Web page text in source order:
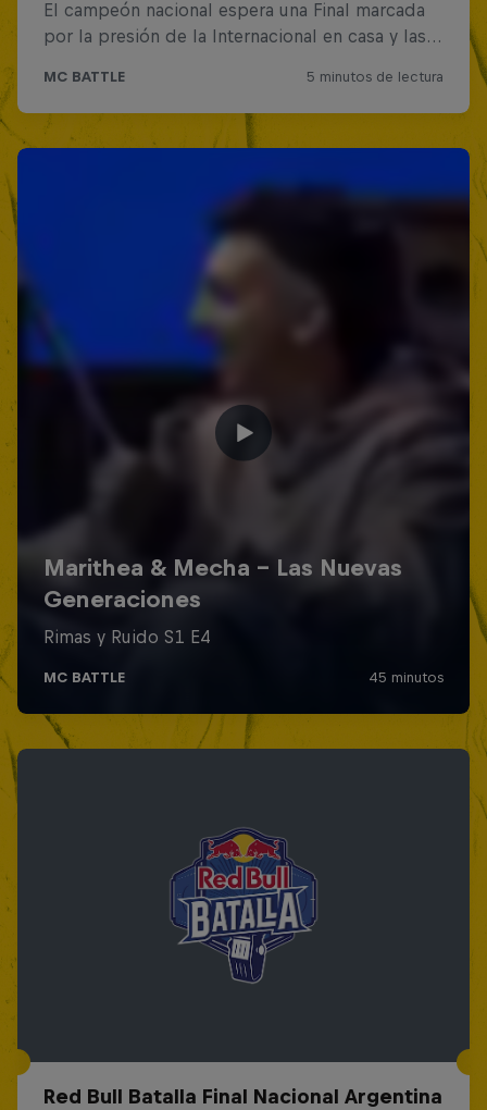
Red Bull Batalla Final Nacional Argentina